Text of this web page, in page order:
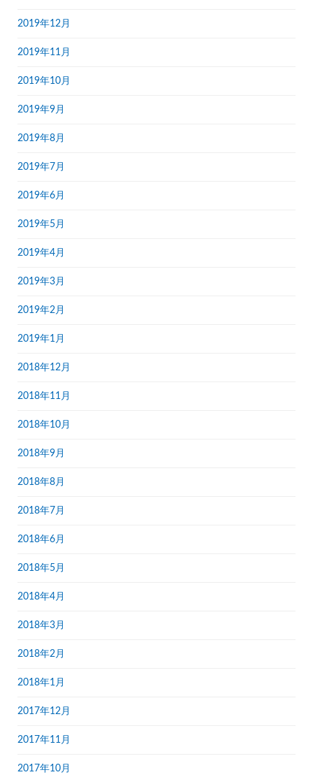
2019年12月
2019年11月
2019年10月
2019年9月
2019年8月
2019年7月
2019年6月
2019年5月
2019年4月
2019年3月
2019年2月
2019年1月
2018年12月
2018年11月
2018年10月
2018年9月
2018年8月
2018年7月
2018年6月
2018年5月
2018年4月
2018年3月
2018年2月
2018年1月
2017年12月
2017年11月
2017年10月